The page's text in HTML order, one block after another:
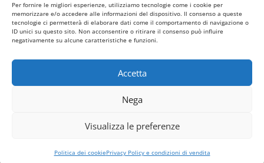
Per fornire le migliori esperienze, utilizziamo tecnologie come i cookie per
memorizzare e/o accedere alle informazioni del dispositivo. Il consenso a queste
tecnologie ci permetterà di elaborare dati come il comportamento di navigazione o
ID unici su questo sito. Non acconsentire o ritirare il consenso può influire
negativamente su alcune caratteristiche e funzioni.
Accetta
Nega
Visualizza le preferenze
Politica dei cookiePrivacy Policy e condizioni di vendita